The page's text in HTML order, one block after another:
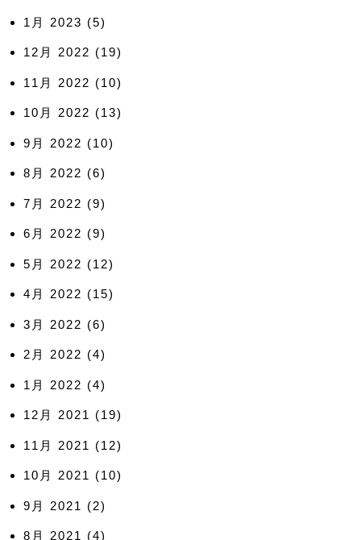
1月 2023 (5)
12月 2022 (19)
11月 2022 (10)
10月 2022 (13)
9月 2022 (10)
8月 2022 (6)
7月 2022 (9)
6月 2022 (9)
5月 2022 (12)
4月 2022 (15)
3月 2022 (6)
2月 2022 (4)
1月 2022 (4)
12月 2021 (19)
11月 2021 (12)
10月 2021 (10)
9月 2021 (2)
8月 2021 (4)